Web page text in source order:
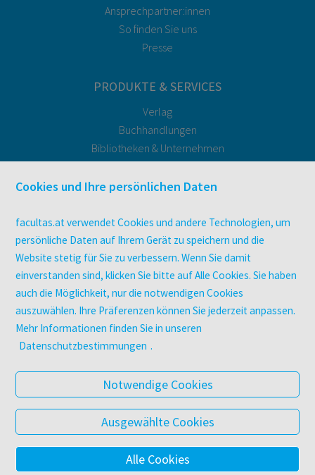
Ansprechpartner:innen
So finden Sie uns
Presse
PRODUKTE & SERVICES
Verlag
Buchhandlungen
Bibliotheken & Unternehmen
Druckerei facultas druckt.
Zeitschriften
Digitale Angebote
UNTERNEHMEN
Über facultas
facultas Kooperationen
Arbeiten bei facultas
Datenschutz & Cookies
AGB
Barrierefreiheit
© 2025 Facultas Verlags- und Buchhandels AG
Cookies und Ihre persönlichen Daten
facultas.at verwendet Cookies und andere Technologien, um
persönliche Daten auf Ihrem Gerät zu speichern und die
Website stetig für Sie zu verbessern. Wenn Sie damit
einverstanden sind, klicken Sie bitte auf Alle Cookies. Sie haben
auch die Möglichkeit, nur die notwendigen Cookies
auszuwählen. Ihre Präferenzen können Sie jederzeit anpassen.
Mehr Informationen finden Sie in unseren
Datenschutzbestimmungen .
Notwendige Cookies
Ausgewählte Cookies
Alle Cookies